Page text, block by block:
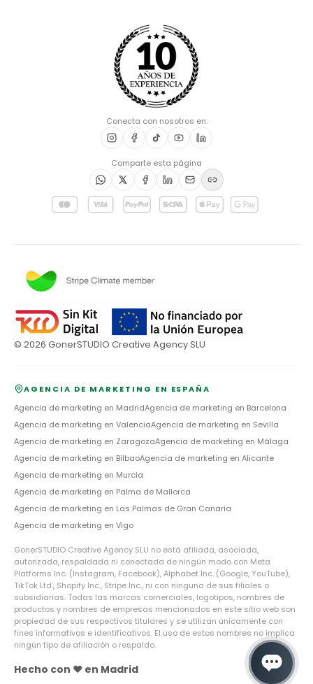
Conecta con nosotros en:
Comparte esta página
© 2026 GonerSTUDIO Creative Agency SLU
AGENCIA DE MARKETING EN ESPAÑA
Agencia de marketing en MadridAgencia de marketing en Barcelona
Agencia de marketing en ValenciaAgencia de marketing en Sevilla
Agencia de marketing en ZaragozaAgencia de marketing en Málaga
Agencia de marketing en BilbaoAgencia de marketing en Alicante
Agencia de marketing en Murcia
Agencia de marketing en Palma de Mallorca
Agencia de marketing en Las Palmas de Gran Canaria
Agencia de marketing en Vigo
GonerSTUDIO Creative Agency SLU no está afiliada, asociada,
autorizada, respaldada ni conectada de ningún modo con Meta
Platforms Inc. (Instagram, Facebook), Alphabet Inc. (Google, YouTube),
TikTok Ltd., Shopify Inc., Stripe Inc., ni con ninguna de sus filiales o
subsidiarias. Todas las marcas comerciales, logotipos, nombres de
productos y nombres de empresas mencionados en este sitio web son
propiedad de sus respectivos titulares y se utilizan únicamente con
fines informativos e identificativos. El uso de estos nombres no implica
ningún tipo de afiliación o respaldo.
Hecho con ❤️ en Madrid